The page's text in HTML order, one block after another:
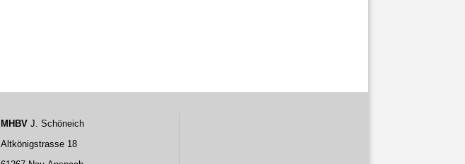
MHBV J. Schöneich
Altkönigstrasse 18